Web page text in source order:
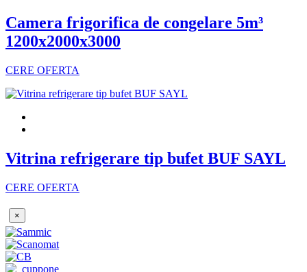
Camera frigorifica de congelare 5m³
1200x2000x3000
CERE OFERTA
Vitrina refrigerare tip bufet BUF SAYL
CERE OFERTA
×